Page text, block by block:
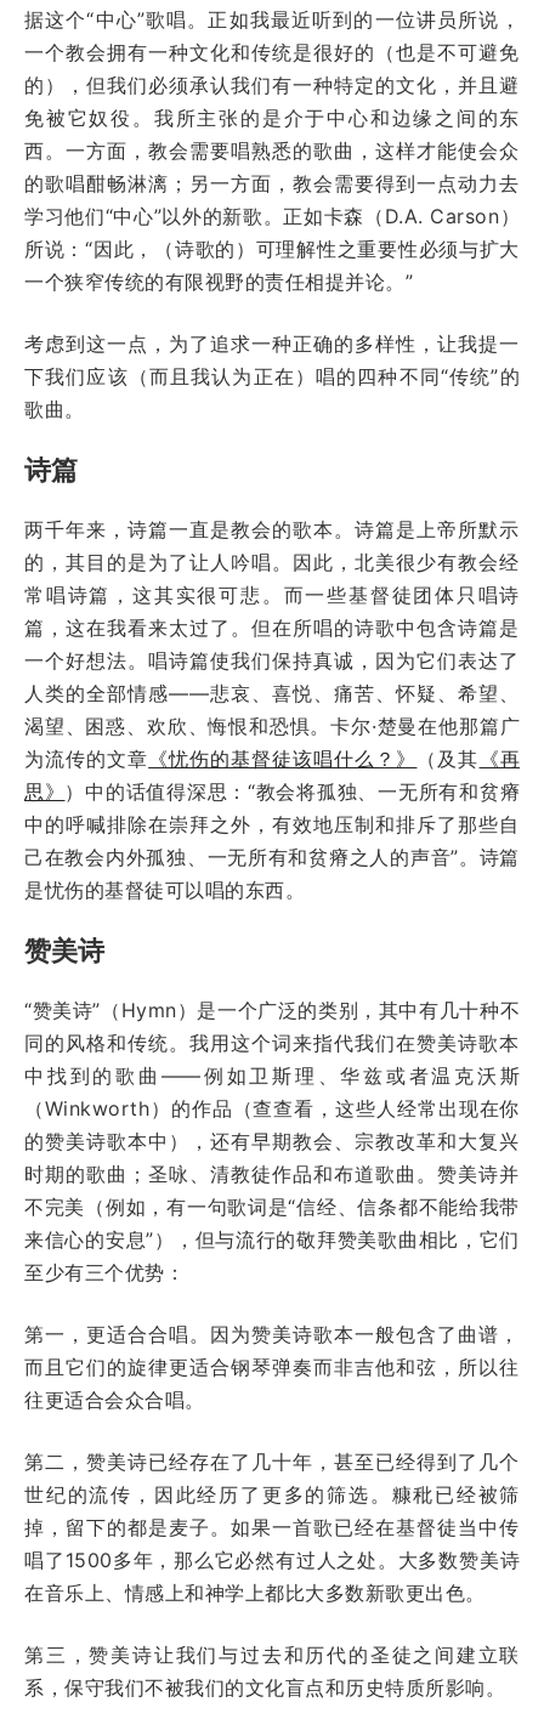
据这个“中心”歌唱。正如我最近听到的一位讲员所说，
一个教会拥有一种文化和传统是很好的（也是不可避免
的），但我们必须承认我们有一种特定的文化，并且避
免被它奴役。我所主张的是介于中心和边缘之间的东
西。一方面，教会需要唱熟悉的歌曲，这样才能使会众
的歌唱酣畅淋漓；另一方面，教会需要得到一点动力去
学习他们“中心”以外的新歌。正如卡森（D.A. Carson）
所说：“因此，（诗歌的）可理解性之重要性必须与扩大
一个狭窄传统的有限视野的责任相提并论。”
考虑到这一点，为了追求一种正确的多样性，让我提一
下我们应该（而且我认为正在）唱的四种不同“传统”的
歌曲。
诗篇
两千年来，诗篇一直是教会的歌本。诗篇是上帝所默示
的，其目的是为了让人吟唱。因此，北美很少有教会经
常唱诗篇，这其实很可悲。而一些基督徒团体只唱诗
篇，这在我看来太过了。但在所唱的诗歌中包含诗篇是
一个好想法。唱诗篇使我们保持真诚，因为它们表达了
人类的全部情感——悲哀、喜悦、痛苦、怀疑、希望、
渴望、困惑、欢欣、悔恨和恐惧。卡尔·楚曼在他那篇广
为流传的文章 《忧伤的基督徒该唱什么？》 （及其 《再
思》 ）中的话值得深思：“教会将孤独、一无所有和贫瘠
中的呼喊排除在崇拜之外，有效地压制和排斥了那些自
己在教会内外孤独、一无所有和贫瘠之人的声音”。诗篇
是忧伤的基督徒可以唱的东西。
赞美诗
“赞美诗”（Hymn）是一个广泛的类别，其中有几十种不
同的风格和传统。我用这个词来指代我们在赞美诗歌本
中找到的歌曲——例如卫斯理、华兹或者温克沃斯
（Winkworth）的作品（查查看，这些人经常出现在你
的赞美诗歌本中），还有早期教会、宗教改革和大复兴
时期的歌曲；圣咏、清教徒作品和布道歌曲。赞美诗并
不完美（例如，有一句歌词是“信经、信条都不能给我带
来信心的安息”），但与流行的敬拜赞美歌曲相比，它们
至少有三个优势：
第一，更适合合唱。因为赞美诗歌本一般包含了曲谱，
而且它们的旋律更适合钢琴弹奏而非吉他和弦，所以往
往更适合会众合唱。
第二，赞美诗已经存在了几十年，甚至已经得到了几个
世纪的流传，因此经历了更多的筛选。糠秕已经被筛
掉，留下的都是麦子。如果一首歌已经在基督徒当中传
唱了1500多年，那么它必然有过人之处。大多数赞美诗
在音乐上、情感上和神学上都比大多数新歌更出色。
第三，赞美诗让我们与过去和历代的圣徒之间建立联
系，保守我们不被我们的文化盲点和历史特质所影响。